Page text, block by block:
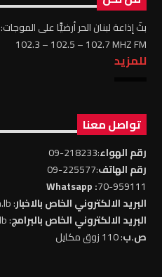
بثّ إذاعة لبنان الحر أرضيًّا على الموجات:
102.3 – 102.5 – 102.7 MHZ FM
للمزيد
تواصل معنا
رقم الهواء:218233-09
رقم الهاتف:225577-09
70-959111
: Whatsapp
البريد الالكتروني الخاص بالاخبار: news@rll.com.lb
البريد الالكتروني الخاص بالبرامج: info@rll.com.lb
ص.ب: 110 زوق مكايل